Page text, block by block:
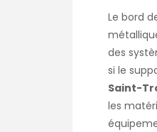
Le bord
des
si le
Saint-
les